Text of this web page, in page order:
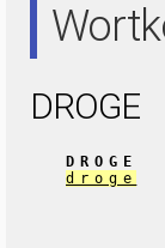
DROGE
DROGE
droge